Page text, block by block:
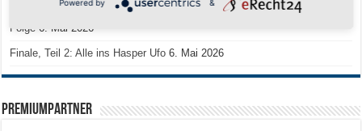
Mission Titelverteidigung: LOCO Express greift nach dem fünften Titel in
Folge 6. Mai 2026
Finale, Teil 2: Alle ins Hasper Ufo 6. Mai 2026
PREMIUMPARTNER
Powered by &